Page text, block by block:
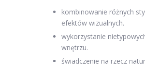
kombinowanie różnych
efektów wizualnych.
wykorzystanie
wnętrzu.
świadczenie na rzecz